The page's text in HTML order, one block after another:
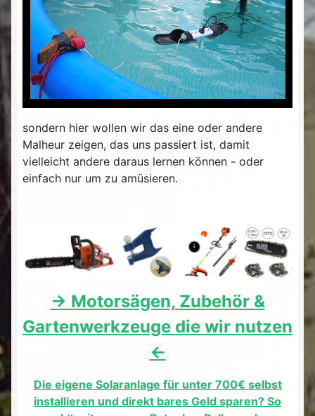
sondern hier wollen wir das eine oder andere
Malheur zeigen, das uns passiert ist, damit
vielleicht andere daraus lernen können - oder
einfach nur um zu amüsieren.
-> Motorsägen, Zubehör &
Gartenwerkzeuge die wir nutzen
<-
Die eigene Solaranlage für unter 700€ selbst
installieren und direkt bares Geld sparen? So